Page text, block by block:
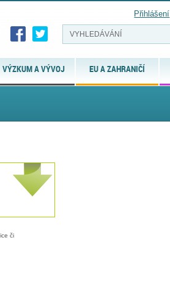
VÝZKUM A VÝVOJ EU A ZAHRANIČÍ
Přihlášení
či